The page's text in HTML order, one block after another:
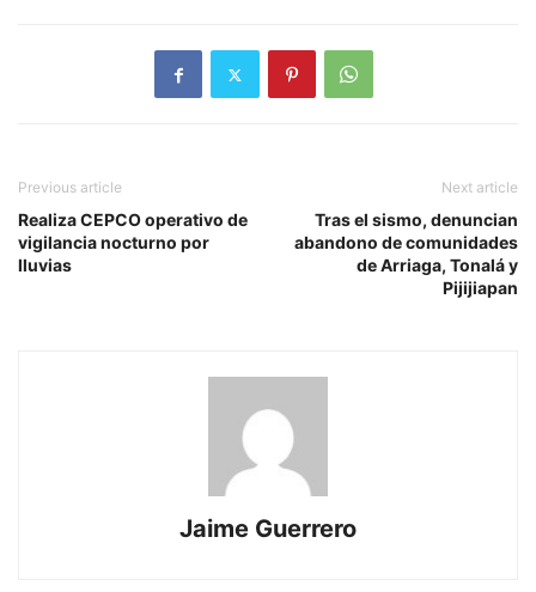
Previous article
Realiza CEPCO operativo de
vigilancia nocturno por
lluvias
Next article
Tras el sismo, denuncian
abandono de comunidades
de Arriaga, Tonalá y
Pijijiapan
Jaime Guerrero